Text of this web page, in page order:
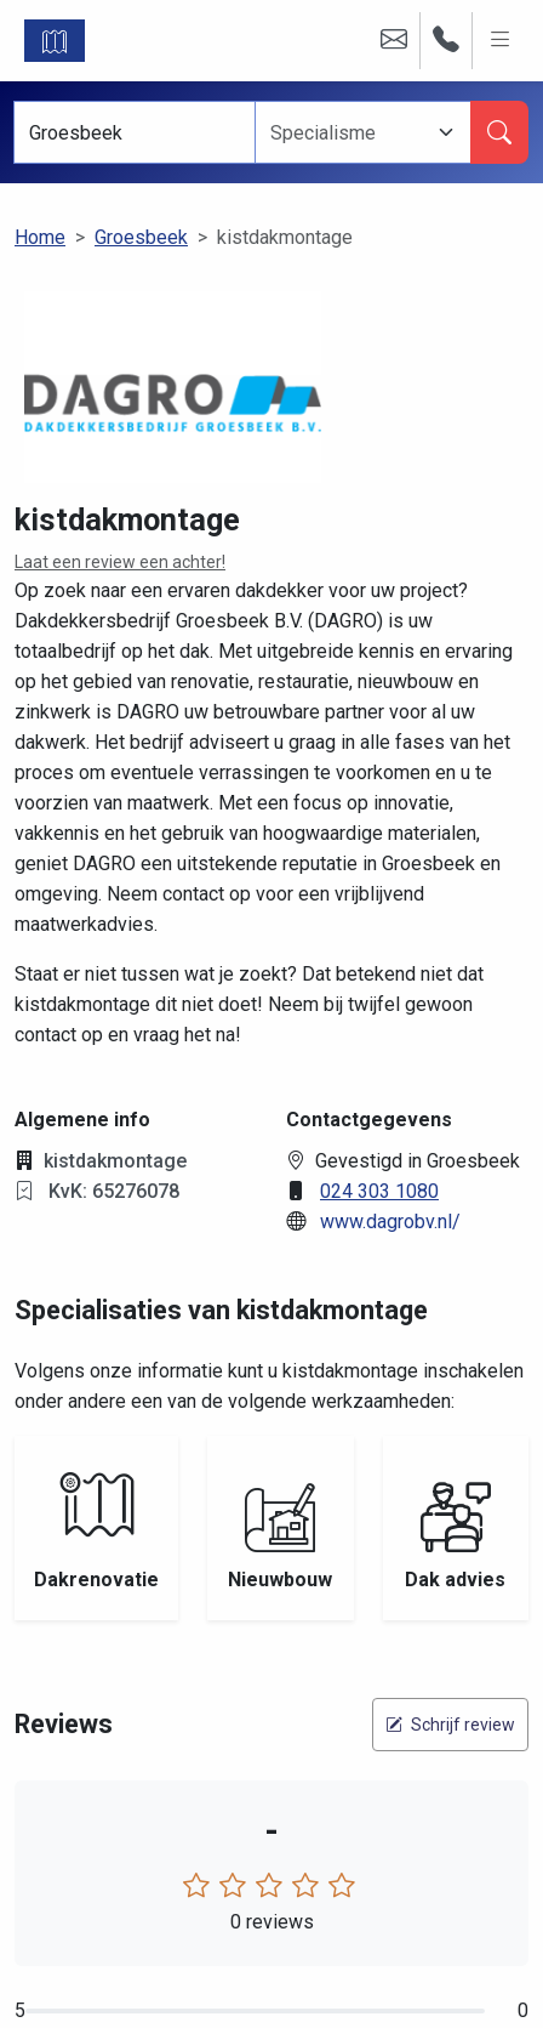
Home Groesbeek kistdakmontage
kistdakmontage
Laat een review een achter!
Op zoek naar een ervaren dakdekker voor uw project?
Dakdekkersbedrijf Groesbeek B.V. (DAGRO) is uw
totaalbedrijf op het dak. Met uitgebreide kennis en ervaring
op het gebied van renovatie, restauratie, nieuwbouw en
zinkwerk is DAGRO uw betrouwbare partner voor al uw
dakwerk. Het bedrijf adviseert u graag in alle fases van het
proces om eventuele verrassingen te voorkomen en u te
voorzien van maatwerk. Met een focus op innovatie,
vakkennis en het gebruik van hoogwaardige materialen,
geniet DAGRO een uitstekende reputatie in Groesbeek en
omgeving. Neem contact op voor een vrijblijvend
maatwerkadvies.
Staat er niet tussen wat je zoekt? Dat betekend niet dat
kistdakmontage dit niet doet! Neem bij twijfel gewoon
contact op en vraag het na!
Algemene info
kistdakmontage
KvK: 65276078
Contactgegevens
Gevestigd in Groesbeek
024 303 1080
www.dagrobv.nl/
Specialisaties van kistdakmontage
Volgens onze informatie kunt u kistdakmontage inschakelen
onder andere een van de volgende werkzaamheden:
Dakrenovatie Nieuwbouw Dak advies
Reviews Schrijf review
-
0 reviews
5
0